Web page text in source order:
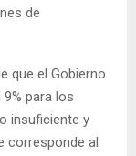
de
que el Gobierno
para los
insuficiente y
corresponde al